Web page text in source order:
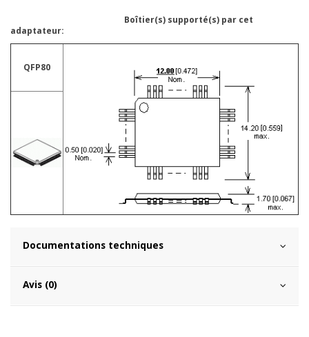
Boîtier(s) supporté(s) par cet
adaptateur:
QFP80
Documentations techniques
Avis (0)